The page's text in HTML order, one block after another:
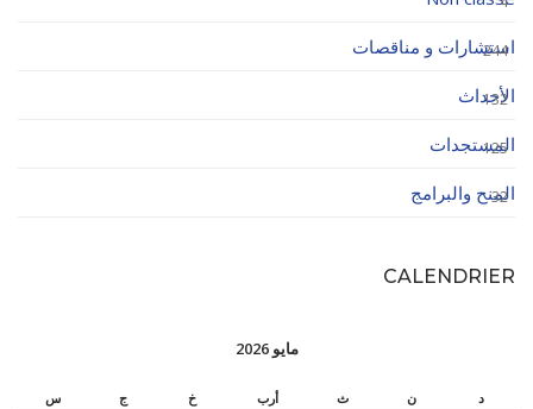
استشارات و مناقصات
244
الأحداث
132
المستجدات
125
المنح والبرامج
32
CALENDRIER
مايو 2026
د ن ث أرب خ ج
س